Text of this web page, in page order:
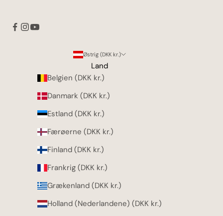
Østrig (DKK kr.)
Land
Belgien (DKK kr.)
Danmark (DKK kr.)
Estland (DKK kr.)
Færøerne (DKK kr.)
Finland (DKK kr.)
Frankrig (DKK kr.)
Grækenland (DKK kr.)
Holland (Nederlandene) (DKK kr.)